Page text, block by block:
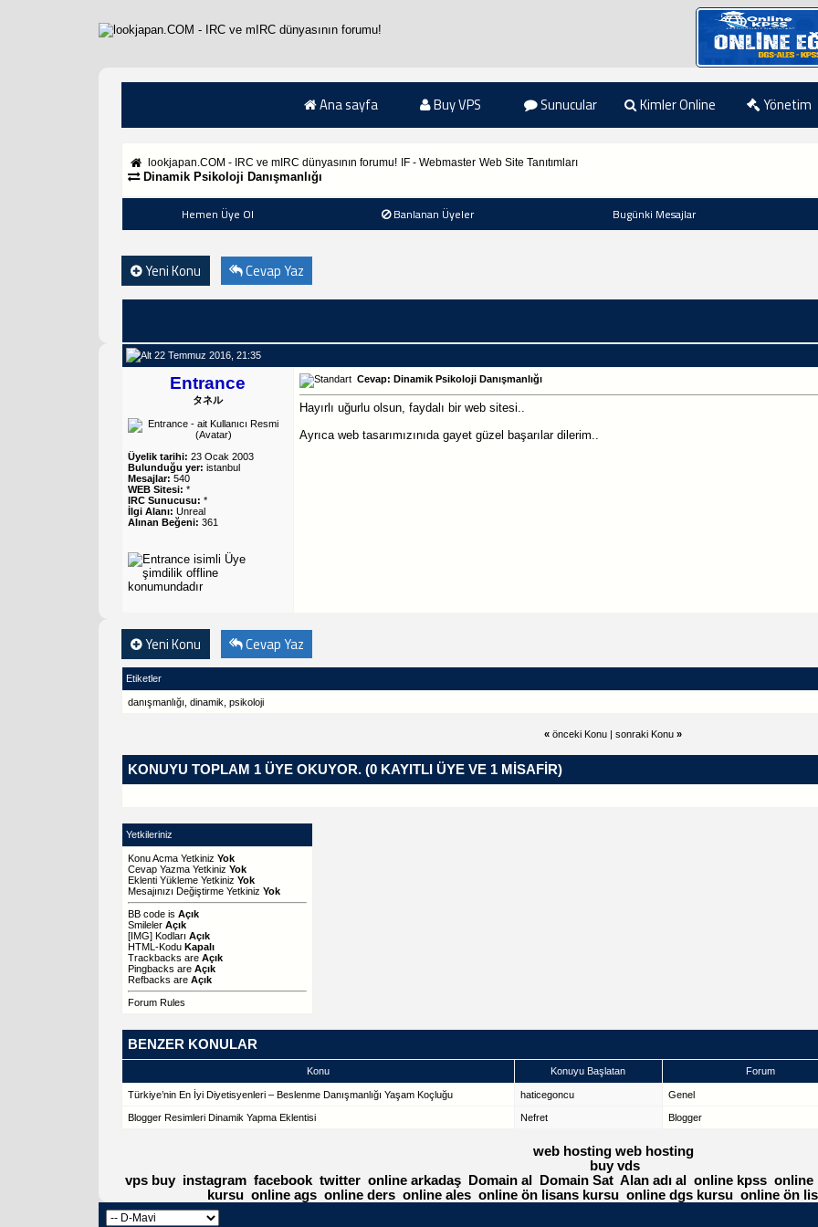
Ana sayfa Buy VPS Sunucular Kimler Online Yönetim
lookjapan.COM - IRC ve mIRC dünyasının forumu! IF - Webmaster Web Site Tanıtımları
Dinamik Psikoloji Danışmanlığı
Hemen Üye Ol Banlanan Üyeler Bugünki Mesajlar
Yeni Konu Cevap Yaz
22 Temmuz 2016, 21:35
Entrance
タネル
Üyelik tarihi: 23 Ocak 2003
Bulunduğu yer: istanbul
Mesajlar: 540
WEB Sitesi: *
IRC Sunucusu: *
İlgi Alanı: Unreal
Alınan Beğeni: 361
Cevap: Dinamik Psikoloji Danışmanlığı
Hayırlı uğurlu olsun, faydalı bir web sitesi..
Ayrıca web tasarımızınıda gayet güzel başarılar dilerim..
Yeni Konu Cevap Yaz
Etiketler
danışmanlığı dinamik psikoloji
« önceki Konu |sonraki Konu »
KONUYU TOPLAM 1 ÜYE OKUYOR. (0 KAYITLI ÜYE VE 1 MISAFIR)
Yetkileriniz
Konu Acma Yetkiniz Yok
Cevap Yazma Yetkiniz Yok
Eklenti Yükleme Yetkiniz Yok
Mesajınızı Değiştirme Yetkiniz Yok
BB codeis Açık
Smileler Açık
[IMG]Kodları Açık
HTML-Kodu Kapalı
Trackbacks are Açık
Pingbacks are Açık
Refbacks are Açık
Forum Rules
BENZER KONULAR
Konu Konuyu Başlatan Forum
Türkiye’nin En İyi Diyetisyenleri – Beslenme Danışmanlığı Yaşam Koçluğu haticegoncu Genel
Blogger Resimleri Dinamik Yapma Eklentisi Nefret Blogger
web hosting web hosting
buy vds
vps buy instagram facebook twitter online arkadaş Domain al Domain Sat Alan adı al online kpss online
kursu online ags online ders online ales online ön lisans kursu online dgs kursu online ön